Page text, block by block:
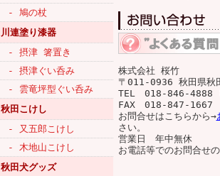
- 鳩の杖
川連塗り漆器
- 摂津 箸置き
- 摂津ぐい呑み
- 雲竜坪型ぐい呑み
秋田こけし
- 又五郎こけし
- 木地山こけし
秋田犬グッズ
株式会社 桜竹
〒011-0936 秋田県秋
TEL 018-846-
FAX 018-847-1667
お問合せはこちらから→
さい。
営業日 年中無休
お電話等でのお問合せ